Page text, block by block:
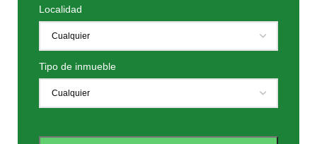
Localidad
Tipo de inmueble